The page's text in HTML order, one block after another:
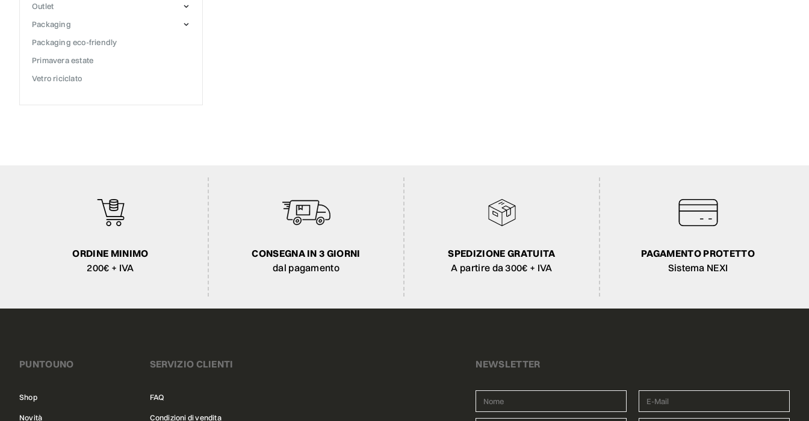
outlet
packaging
packaging eco-friendly
primavera estate
vetro riciclato
ORDINE MINIMO
200€ + IVA
CONSEGNA IN 3 GIORNI
dal pagamento
SPEDIZIONE GRATUITA
A partire da 300€ + IVA
PAGAMENTO PROTETTO
Sistema NEXI
PUNTOUNO
Shop
Novità
SERVIZIO CLIENTI
FAQ
Condizioni di vendita
NEWSLETTER